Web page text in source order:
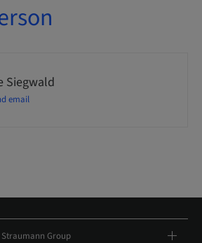
Siegwald
email
Straumann Group